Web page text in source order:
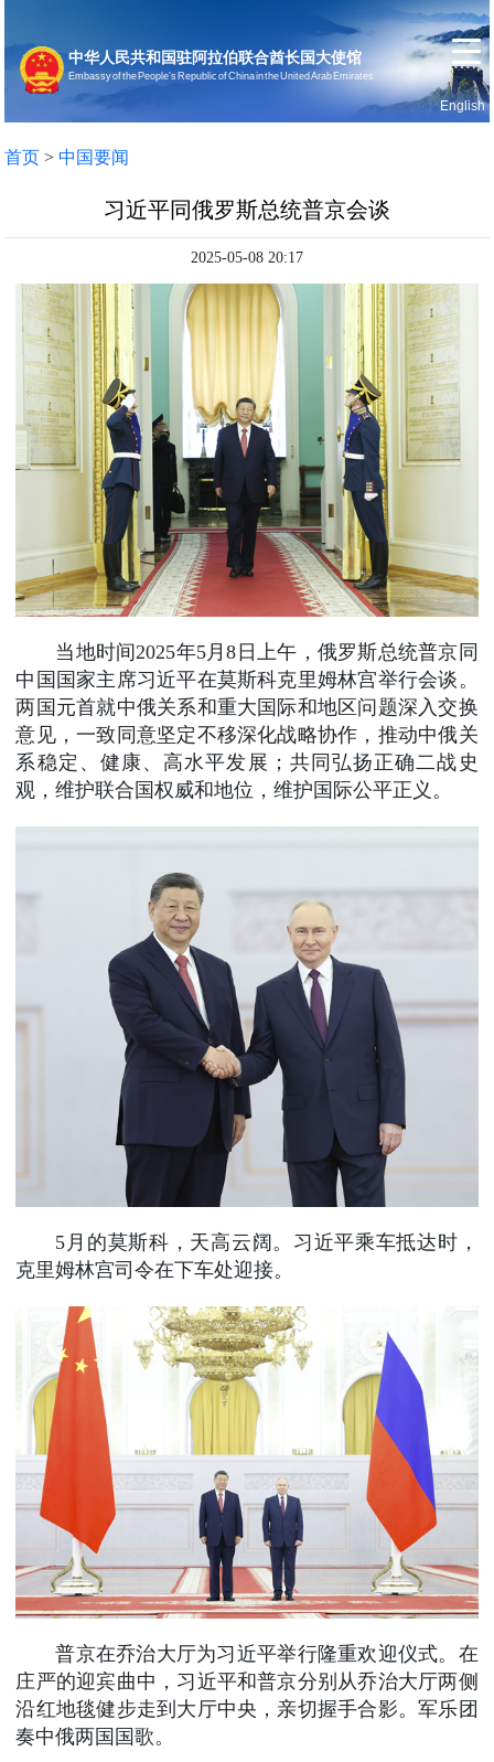
中华人民共和国驻阿拉伯联合酋长国大使馆
Embassy of the People’s Republic of China in the United Arab Emirates
English
首页 >中国要闻
习近平同俄罗斯总统普京会谈
2025-05-08 20:17
当地时间2025年5月8日上午，俄罗斯总统普京同
中国国家主席习近平在莫斯科克里姆林宫举行会谈。
两国元首就中俄关系和重大国际和地区问题深入交换
意见，一致同意坚定不移深化战略协作，推动中俄关
系稳定、健康、高水平发展；共同弘扬正确二战史
观，维护联合国权威和地位，维护国际公平正义。
5月的莫斯科，天高云阔。习近平乘车抵达时，
克里姆林宫司令在下车处迎接。
普京在乔治大厅为习近平举行隆重欢迎仪式。在
庄严的迎宾曲中，习近平和普京分别从乔治大厅两侧
沿红地毯健步走到大厅中央，亲切握手合影。军乐团
奏中俄两国国歌。